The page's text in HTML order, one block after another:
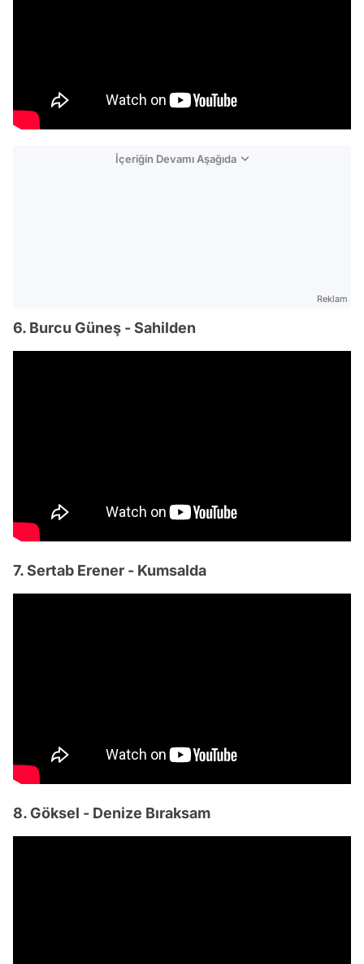
İçeriğin Devamı Aşağıda
Reklam
6. Burcu Güneş - Sahilden
7. Sertab Erener - Kumsalda
8. Göksel - Denize Bıraksam